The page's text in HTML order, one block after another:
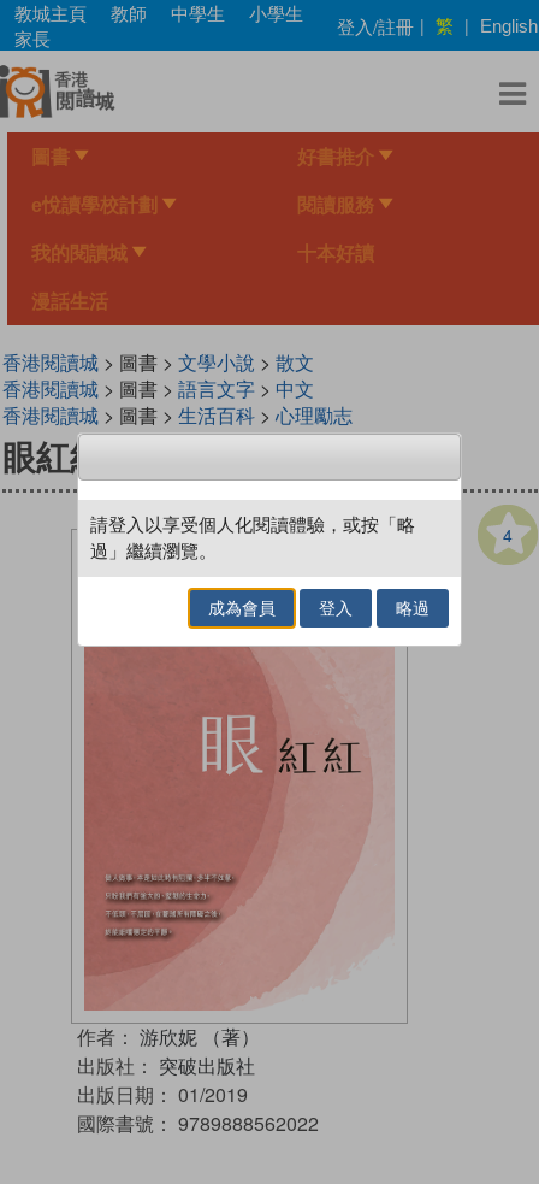
Skip
main
content
教城主頁 教師 中學生
小學生
家長
登入/註冊 | 繁 | English
圖書 好書推介
e悅讀學校計劃 閱讀服務
我的閱讀城 十本好讀
漫話生活
香港閱讀城> 圖書 > 文學小說 > 散文
香港閱讀城> 圖書 > 語言文字> 中文
香港閱讀城> 圖書 > 生活百科> 心理勵志
眼紅紅
4
作者： 游欣妮 （著）
出版社： 突破出版社
出版日期： 01/2019
國際書號： 9789888562022
請登入以享受個人化閱讀體驗，或按「略
過」繼續瀏覽。
成為會員 登入 略過